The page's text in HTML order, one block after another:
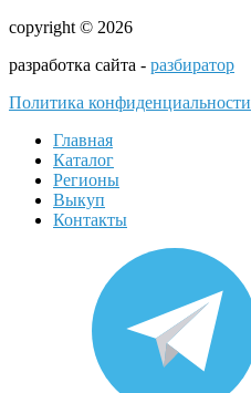
copyright © 2026
разработка сайта - разбиратор
Политика конфиденциальности
Главная
Каталог
Регионы
Выкуп
Контакты